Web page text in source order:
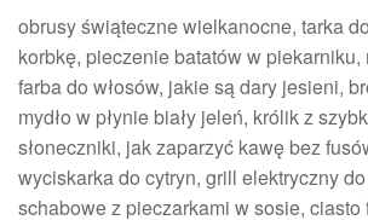
obrusy świąteczne wielkanocne, tarka
korbkę, pieczenie batatów w
farba do włosów, jakie są dary jesieni,
mydło w płynie biały jeleń, królik z
słoneczniki, jak zaparzyć kawę bez
wyciskarka do cytryn, grill elektryczny
schabowe z pieczarkami w sosie, ciasto